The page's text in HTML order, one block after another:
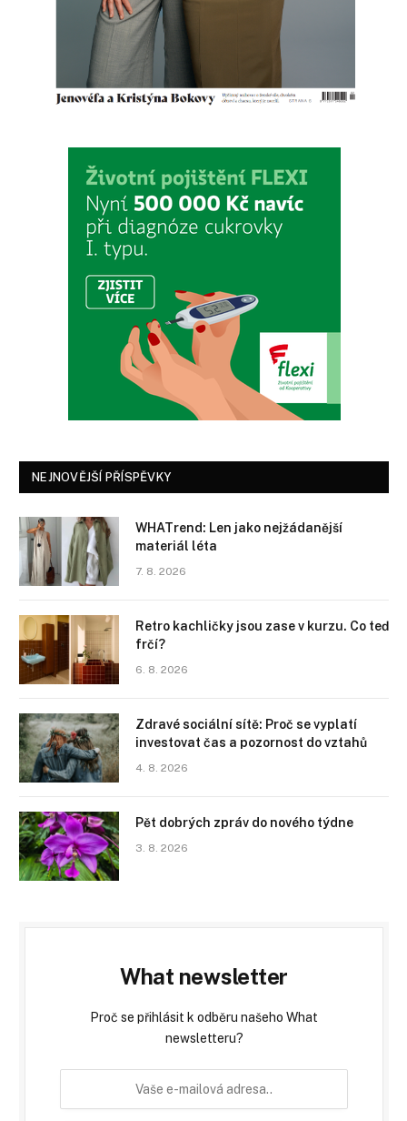
NEJNOVĚJŠÍ PŘÍSPĚVKY
WHATrend: Len jako nejžádanější
materiál léta
7. 8. 2026
Retro kachličky jsou zase v kurzu. Co teď
frčí?
6. 8. 2026
Zdravé sociální sítě: Proč se vyplatí
investovat čas a pozornost do vztahů
4. 8. 2026
Pět dobrých zpráv do nového týdne
3. 8. 2026
What newsletter
Proč se přihlásit k odběru našeho What
newsletteru?